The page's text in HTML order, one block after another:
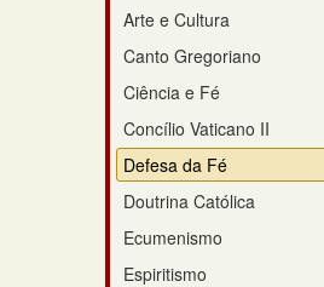
Arte e Cultura
Canto Gregoriano
Ciência e Fé
Concílio Vaticano II
Defesa da Fé
Doutrina Católica
Ecumenismo
Espiritismo